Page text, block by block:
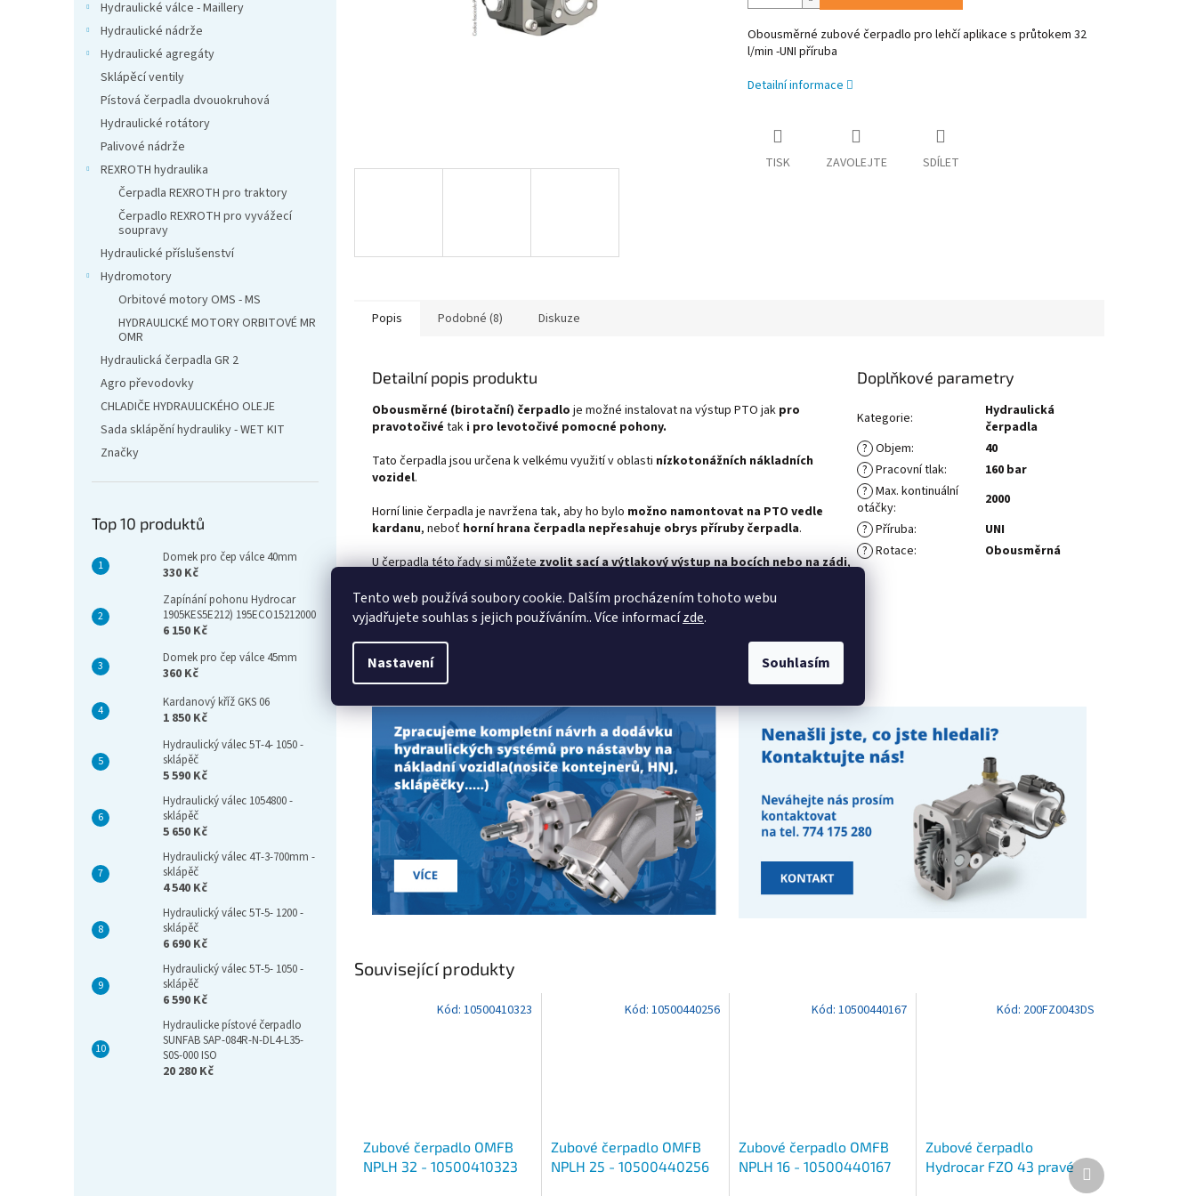
Tento web používá soubory cookie. Dalším procházením tohoto webu
vyjadřujete souhlas s jejich používáním.. Více informacízde.
Nastavení Souhlasím
Hydraulické válce - Maillery
Hydraulické nádrže
Hydraulické agregáty
Sklápěcí ventily
Pístová čerpadla dvouokruhová
Hydraulické rotátory
Palivové nádrže
REXROTH hydraulika
Čerpadla REXROTH pro traktory
Čerpadlo REXROTH pro vyvážecí
soupravy
Hydraulické příslušenství
Hydromotory
Orbitové motory OMS - MS
HYDRAULICKÉ MOTORY ORBITOVÉ MR
OMR
Hydraulická čerpadla GR 2
Agro převodovky
CHLADIČE HYDRAULICKÉHO OLEJE
Sada sklápění hydrauliky - WET KIT
Značky
Top 10 produktů
Domek pro čep válce 40mm
330 Kč
Zapínání pohonu Hydrocar
1905KES5E212) 195ECO15212000
6 150 Kč
Domek pro čep válce 45mm
360 Kč
Kardanový kříž GKS 06
1 850 Kč
Hydraulický válec 5T-4- 1050 -
sklápěč
5 590 Kč
Hydraulický válec 1054800 -
sklápěč
5 650 Kč
Hydraulický válec 4T-3-700mm -
sklápěč
4 540 Kč
Hydraulický válec 5T-5- 1200 -
sklápěč
6 690 Kč
Hydraulický válec 5T-5- 1050 -
sklápěč
6 590 Kč
Hydraulicke pístové čerpadlo
SUNFAB SAP-084R-N-DL4-L35-
S0S-000 ISO
20 280 Kč
Obousměrné zubové čerpadlo pro lehčí aplikace s průtokem 32
l/min -UNI příruba
Detailní informace
TISK ZAVOLEJTE SDÍLET
Související produkty
Zubové čerpadlo OMFB
NPLH 32 - 10500410323
Kód: 10500410323
Zubové čerpadlo OMFB
NPLH 25 - 10500440256
Kód: 10500440256
Zubové čerpadlo OMFB
NPLH 16 - 10500440167
Kód:10500440167
Zubové čerpadlo
Hydrocar FZO 43 pravé
Kód: 200FZ0043DS
Další
produkt
Popis Podobné (8) Diskuze
Detailní popis produktu
Obousměrné (birotační) čerpadlo je možné instalovat na výstup PTO jak pro
pravotočivé tak i pro levotočivé pomocné pohony.
Tato čerpadla jsou určena k velkému využití v oblasti nízkotonážních nákladních
vozidel.
Horní linie čerpadla je navržena tak, aby ho bylo možno namontovat na PTO vedle
kardanu, neboť horní hrana čerpadla nepřesahuje obrys příruby čerpadla.
U čerpadla této řady si můžetezvolit sací a výtlakový výstup na bocích nebo na zádi,
Čerpadla NPLHjsou navržena tak, aby se olej nemohl protlačit z hydraulického systému
do převodovky a
chrání tak převodovku vozidla před poškozením
krizový odtok v krku čerpadla.
Doplňkové parametry
Kategorie:
Hydraulická
čerpadla
? Objem:
40
? Pracovní tlak:
160 bar
? Max. kontinuální
otáčky:
2000
? Příruba:
UNI
? Rotace: Obousměrná